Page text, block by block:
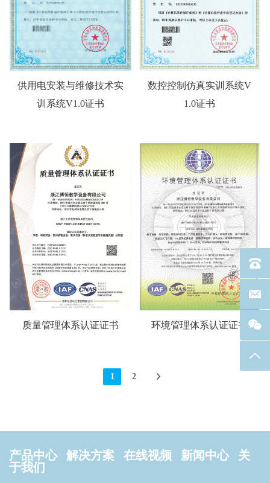
供用电安装与维修技术实
训系统V1.0证书
数控控制仿真实训系统V
1.0证书
质量管理体系认证证书 环境管理体系认证证书
1 2
产品中心 解决方案 在线视频 新闻中心
关
于我们
电话
联系
返回